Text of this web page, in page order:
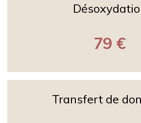
79 €
Transfert de